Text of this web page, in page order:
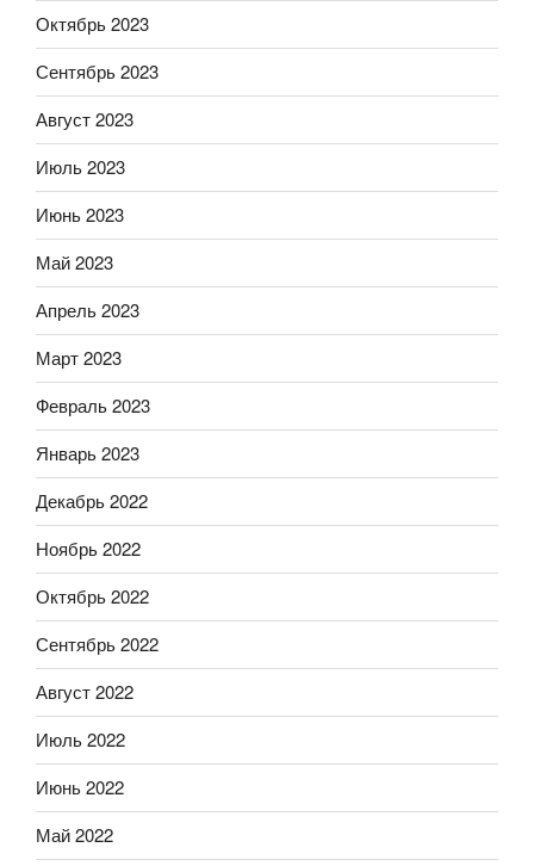
Октябрь 2023
Сентябрь 2023
Август 2023
Июль 2023
Июнь 2023
Май 2023
Апрель 2023
Март 2023
Февраль 2023
Январь 2023
Декабрь 2022
Ноябрь 2022
Октябрь 2022
Сентябрь 2022
Август 2022
Июль 2022
Июнь 2022
Май 2022